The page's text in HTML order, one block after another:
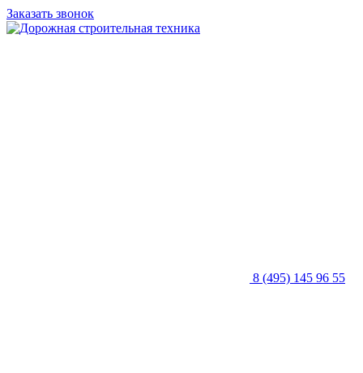
Заказать звонок
8 (495) 145 96 55